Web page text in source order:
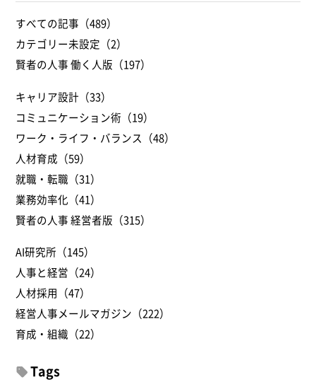
すべての記事（489）
カテゴリー未設定（2）
賢者の人事 働く人版（197）
キャリア設計（33）
コミュニケーション術（19）
ワーク・ライフ・バランス（48）
人材育成（59）
就職・転職（31）
業務効率化（41）
賢者の人事 経営者版（315）
AI研究所（145）
人事と経営（24）
人材採用（47）
経営人事メールマガジン（222）
育成・組織（22）
Tags